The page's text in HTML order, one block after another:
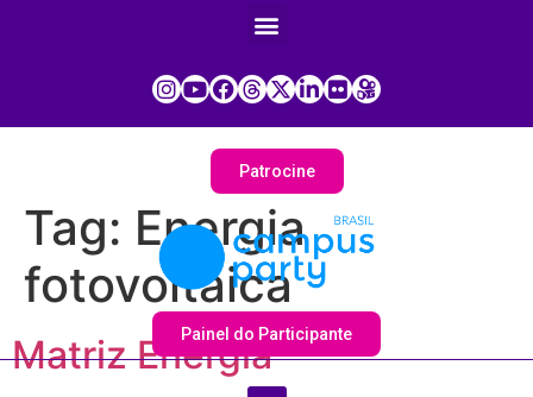
Patrocine
Painel do Participante
Tag: Energia
fotovoltaica
Matriz Energia